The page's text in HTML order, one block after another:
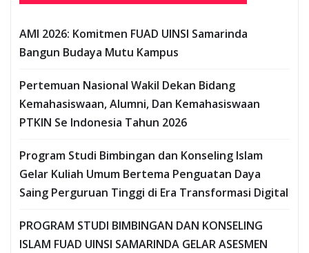
AMI 2026: Komitmen FUAD UINSI Samarinda
Bangun Budaya Mutu Kampus
Pertemuan Nasional Wakil Dekan Bidang
Kemahasiswaan, Alumni, Dan Kemahasiswaan
PTKIN Se Indonesia Tahun 2026
Program Studi Bimbingan dan Konseling Islam
Gelar Kuliah Umum Bertema Penguatan Daya
Saing Perguruan Tinggi di Era Transformasi Digital
PROGRAM STUDI BIMBINGAN DAN KONSELING
ISLAM FUAD UINSI SAMARINDA GELAR ASESMEN